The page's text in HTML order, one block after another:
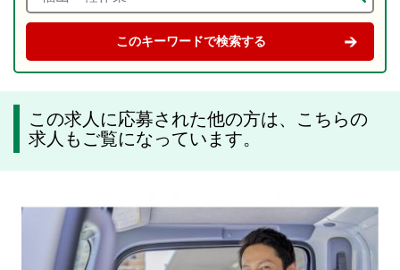
この求人に応募された他の方は、こちらの
求人もご覧になっています。